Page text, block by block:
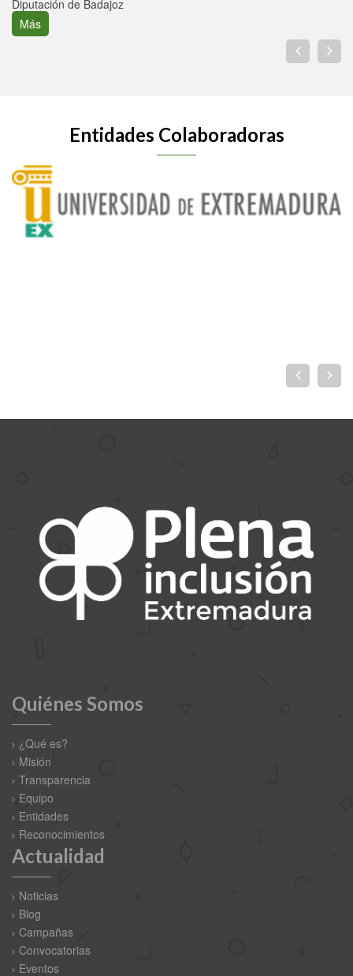
Diputación de Badajoz
Más
Entidades Colaboradoras
Quiénes Somos
¿Qué es?
Misión
Transparencia
Equipo
Entidades
Reconocimientos
Actualidad
Noticias
Blog
Campañas
Convocatorias
Eventos